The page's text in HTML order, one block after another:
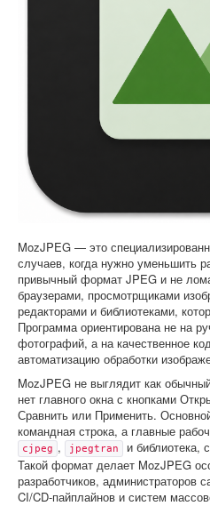
MozJPEG — это
случаев, когда нужно уменьшить
привычный формат JPEG и не
браузерами, просмотрщиками
редакторами и библиотеками,
Программа ориентирована не на
фотографий, а на качественное
автоматизацию обработки
MozJPEG не выглядит как
нет главного окна с кнопками
Сравнить или Применить.
командная строка, а главные
cjpeg , jpegtran
и библиотека,
Такой формат делает MozJPEG
разработчиков, администраторов
CI/CD-пайплайнов и систем